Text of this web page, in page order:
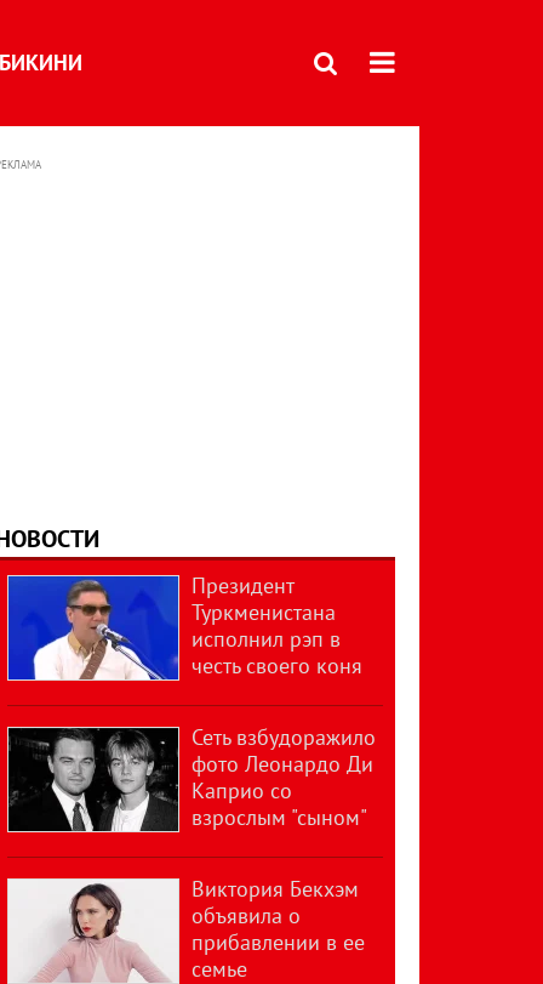
БИКИНИ
Президент
Туркменистана
исполнил рэп в
честь своего коня
Сеть взбудоражило
фото Леонардо Ди
Каприо со
взрослым "сыном"
Виктория Бекхэм
объявила о
прибавлении в ее
семье